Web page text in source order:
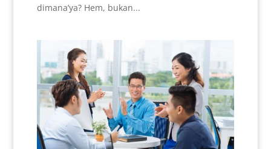
dimana’ya? Hem, bukan...